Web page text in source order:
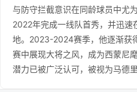
与防守拦截意识在同龄球员中尤
2022年完成一线队首秀，并迅速
地。2023-2024赛季，他逐渐获
赛中展现大将之风，成为西蒙尼
潜力已被广泛认可，被视为马德